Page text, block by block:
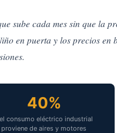
del
sube cada mes sin que la
en puerta y los precios en
40%
consumo eléctrico industrial
proviene de aires y motores